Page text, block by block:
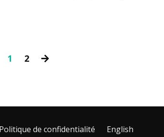
1 2
Politique de confidentialité English